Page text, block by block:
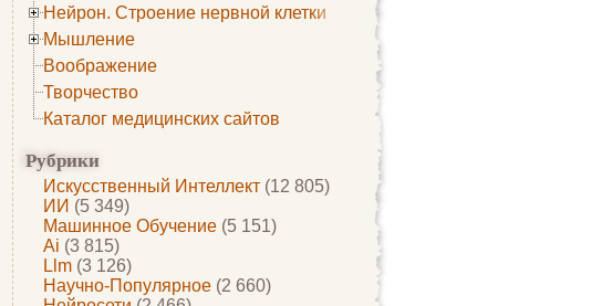
Нейрон. Строение нервной клетки
Мышление
Воображение
Творчество
Каталог медицинских сайтов
Рубрики
Искусственный Интеллект (12 805)
ИИ (5 349)
Машинное Обучение (5 151)
Ai (3 815)
Llm (3 126)
Научно-Популярное (2 660)